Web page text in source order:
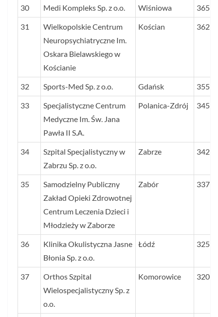
30 Medi Kompleks Sp. z o.o. Wiśniowa 365
31
Wielkopolskie Centrum
Neuropsychiatryczne Im.
Oskara Bielawskiego w
Kościanie
Kościan 362
32 Sports-Med Sp. z o.o. Gdańsk 355
33
Specjalistyczne Centrum
Medyczne Im. Św. Jana
Pawła II S.A.
Polanica-Zdrój 345
34
Szpital Specjalistyczny w
Zabrzu Sp. z o.o.
Zabrze 342
35
Samodzielny Publiczny
Zakład Opieki Zdrowotnej
Centrum Leczenia Dzieci i
Młodzieży w Zaborze
Zabór 337
36
Klinika Okulistyczna Jasne
Błonia Sp. z o.o.
Łódź 325
37
Orthos Szpital
Wielospecjalistyczny Sp. z
o.o.
Komorowice 320